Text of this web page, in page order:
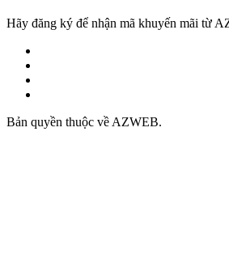
Hãy đăng ký để nhận mã khuyến mãi từ
Bản quyền thuộc về AZWEB.